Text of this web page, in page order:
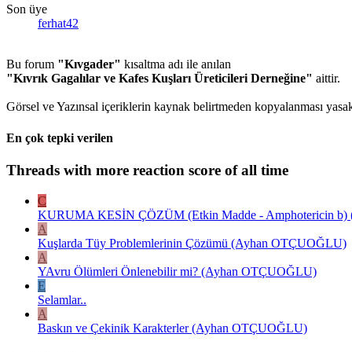
Son üye
ferhat42
Bu forum "Kıvgader" kısaltma adı ile anılan
"Kıvrık Gagalılar ve Kafes Kuşları Üreticileri Derneğine" aittir.
Görsel ve Yazınsal içeriklerin kaynak belirtmeden kopyalanması
En çok tepki verilen
Threads with more reaction score of all time
C
KURUMA KESİN ÇÖZÜM (Etkin Madde - Amphotericin b)
A
Kuşlarda Tüy Problemlerinin Çözümü (Ayhan OTÇUOĞLU)
A
YAvru Ölümleri Önlenebilir mi? (Ayhan OTÇUOĞLU)
E
Selamlar..
A
Baskın ve Çekinik Karakterler (Ayhan OTÇUOĞLU)